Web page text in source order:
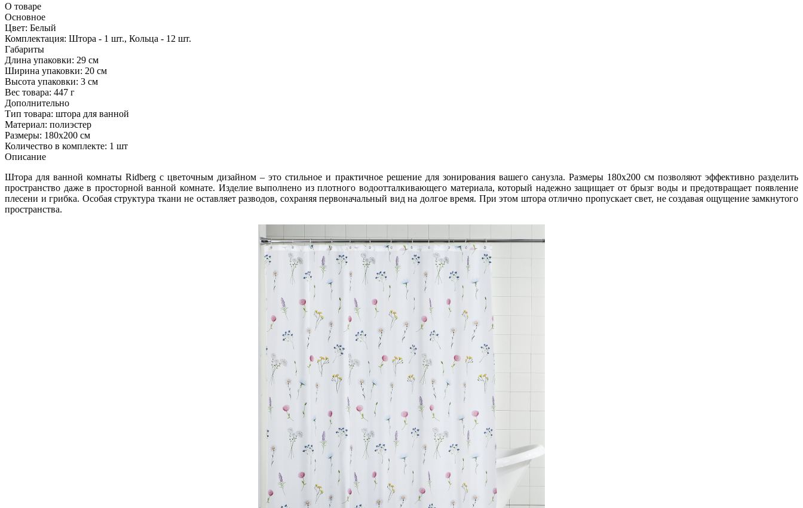
О товаре
Основное
Цвет: Белый
Комплектация: Штора - 1 шт., Кольца - 12 шт.
Габариты
Длина упаковки: 29 см
Ширина упаковки: 20 см
Высота упаковки: 3 см
Вес товара: 447 г
Дополнительно
Тип товара: штора для ванной
Материал: полиэстер
Размеры: 180x200 см
Количество в комплекте: 1 шт
Описание
Штора для ванной комнаты Ridberg с цветочным дизайном – это стильное и практичное решение для зонирования вашего санузла. Размеры 180x200 см позволяют эффективно разделить
пространство даже в просторной ванной комнате. Изделие выполнено из плотного водоотталкивающего материала, который надежно защищает от брызг воды и предотвращает появление
плесени и грибка. Особая структура ткани не оставляет разводов, сохраняя первоначальный вид на долгое время. При этом штора отлично пропускает свет, не создавая ощущение замкнутого
пространства.